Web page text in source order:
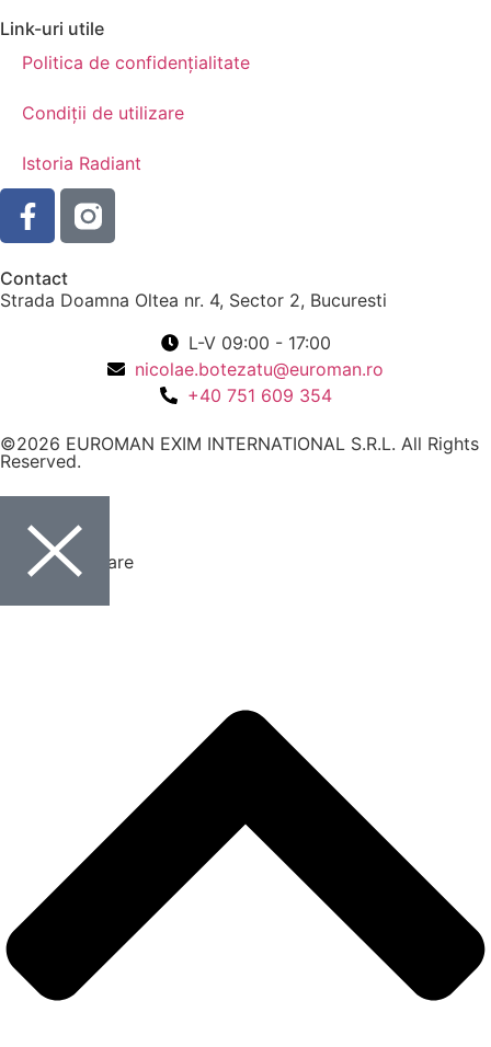
Link-uri utile
Politica de confidențialitate
Condiții de utilizare
Istoria Radiant
Contact
Strada Doamna Oltea nr. 4, Sector 2, Bucuresti
L-V 09:00 - 17:00
nicolae.botezatu@euroman.ro
+40 751 609 354
©2026 EUROMAN EXIM INTERNATIONAL S.R.L. All Rights
Reserved.
Mod de operare